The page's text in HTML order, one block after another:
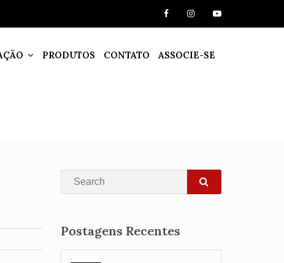
PRODUTOS CONTATO ASSOCIE-SE
Search
SEARCH
Postagens Recentes